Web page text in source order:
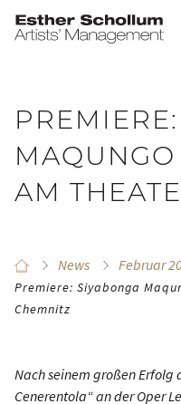
AM
News Februar
Premiere: Siyabonga
Chemnitz
Nach seinem großen Erfolg
Cenerentola“ an der Oper